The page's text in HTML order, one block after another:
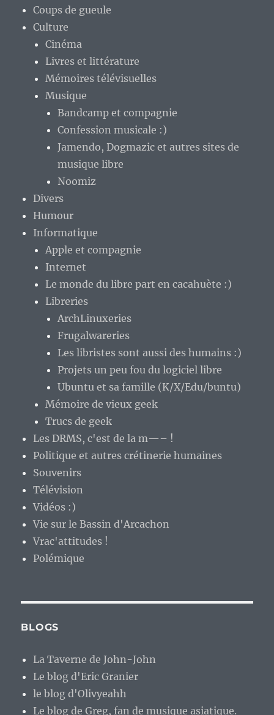
Coups de gueule
Culture
Cinéma
Livres et littérature
Mémoires télévisuelles
Musique
Bandcamp et compagnie
Confession musicale :)
Jamendo, Dogmazic et autres sites de
musique libre
Noomiz
Divers
Humour
Informatique
Apple et compagnie
Internet
Le monde du libre part en cacahuète :)
Libreries
ArchLinuxeries
Frugalwareries
Les libristes sont aussi des humains :)
Projets un peu fou du logiciel libre
Ubuntu et sa famille (K/X/Edu/buntu)
Mémoire de vieux geek
Trucs de geek
Les DRMS, c'est de la m—– !
Politique et autres crétinerie humaines
Souvenirs
Télévision
Vidéos :)
Vie sur le Bassin d'Arcachon
Vrac'attitudes !
Polémique
BLOGS
La Taverne de John-John
Le blog d'Eric Granier
le blog d'Olivyeahh
Le blog de Greg, fan de musique asiatique.